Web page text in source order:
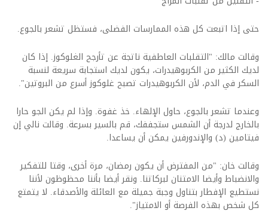
حتى إذا اتبعت كل هذه الممارسات الفضلى، فستظل تشعر بالجوع.
وقالت مالك: "التقلبات العاطفية ناتجة عن تأرجح الغلوكوز. إذا كان
لديك الكثير من الكربوهيدرات، يكون لديك استجابة سريعة لنسبة
السكر في الدم، لأن الكربوهيدرات تصبح غلوكوز أسرع من البروتين".
وعندما تشعر بالجوع، حاول الإلهاء. خذ غفوة. وإذا لم يكن الجو حارا
بالخارج لدرجة أن الشمس ستجففك، قم بالسير بسرعة. وقالت نالي إن
فيتامين (د) والإندورفين يمكن أن يساعدا.
وقالت خان: "من المفترض أن يكون رمضان، مرة أخرى، وقتا للتفكير
والانضباط وأيضا الامتنان لبركاتنا. ونقر أيضا بأننا محظوظون لأننا
نستطيع الإفطار بتناول وجبة جميلة مع العائلة والأصدقاء. لا يتمتع
كل شخص بهذه الفرصة أو الامتياز".